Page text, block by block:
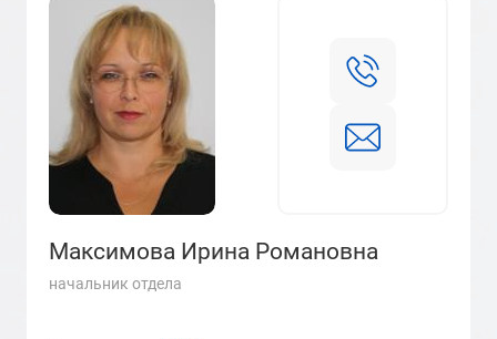
Максимова Ирина Романовна
начальник отдела